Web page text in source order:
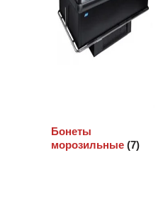
Бонеты
морозильные (7)